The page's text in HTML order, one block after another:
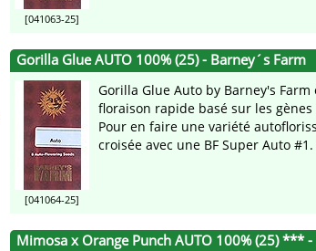
[041063-25]
Gorilla Glue AUTO 100% (25) - Barney´s Farm
[041064-25]
Gorilla Glue Auto by Barney's
floraison rapide basé sur les gènes
Pour en faire une variété
croisée avec une BF Super Auto #1.
Mimosa x Orange Punch AUTO 100% (25) ***